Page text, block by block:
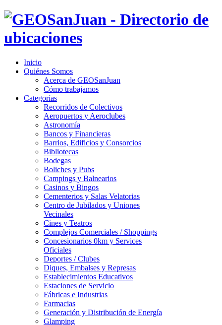
Inicio
Quiénes Somos
Acerca de GEOSanJuan
Cómo trabajamos
Categorías
Recorridos de Colectivos
Aeropuertos y Aeroclubes
Astronomía
Bancos y Financieras
Barrios, Edificios y Consorcios
Bibliotecas
Bodegas
Boliches y Pubs
Campings y Balnearios
Casinos y Bingos
Cementerios y Salas Velatorias
Centro de Jubilados y Uniones
Vecinales
Cines y Teatros
Complejos Comerciales / Shoppings
Concesionarios 0km y Services
Oficiales
Deportes / Clubes
Diques, Embalses y Represas
Establecimientos Educativos
Estaciones de Servicio
Fábricas e Industrias
Farmacias
Generación y Distribución de Energía
Glamping